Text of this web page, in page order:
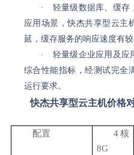
·
轻量级数据库、缓存
应用场景，快杰共享型云主
延，缓存服务的响应速度有较
·
轻量级企业应用及应
综合性能指标，经测试完全
运行要求。
快杰共享型云主机价格
配置 4核
8G